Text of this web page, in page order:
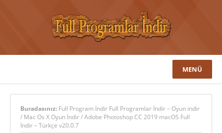
MENÜ
Buradasınız: Full Program İndir Full Programlar İndir – Oyun indir
/ Mac Os X Oyun İndir/Adobe Photoshop CC 2019 macOS Full
İndir – Türkçe v20.0.7